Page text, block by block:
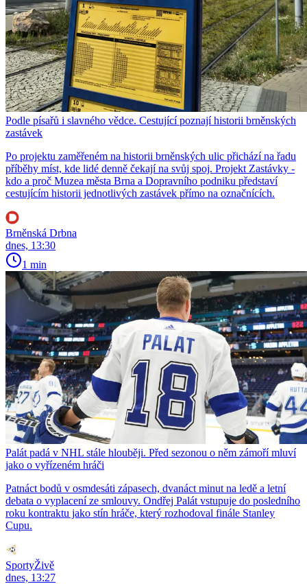
Podle písařů i slavného vědce. Cestující poznají historii brněnských
zastávek
Po projektu zaměřeném na historii brněnských ulic přichází na řadu
příběhy míst, kde lidé denně čekají na svůj spoj. Projekt Zastávky -
kdo a proč Muzea města Brna a Dopravního podniku představí
cestujícím historii jednotlivých zastávek přímo na označnících.
Brněnská Drbna
dnes, 13:30
1 min
Palát padá v NHL stále hlouběji. Před sezonou o něm zámoří mluví
jako o vyřízeném hráči
Patnáct bodů v osmdesáti zápasech, dvanáct minut na ledě a letní
debata o vyplacení ze smlouvy. Ondřej Palát vstupuje do posledního
roku kontraktu jako stín hráče, který rozhodoval finále Stanley
Cupu.
SportyŽivě
dnes, 13:27